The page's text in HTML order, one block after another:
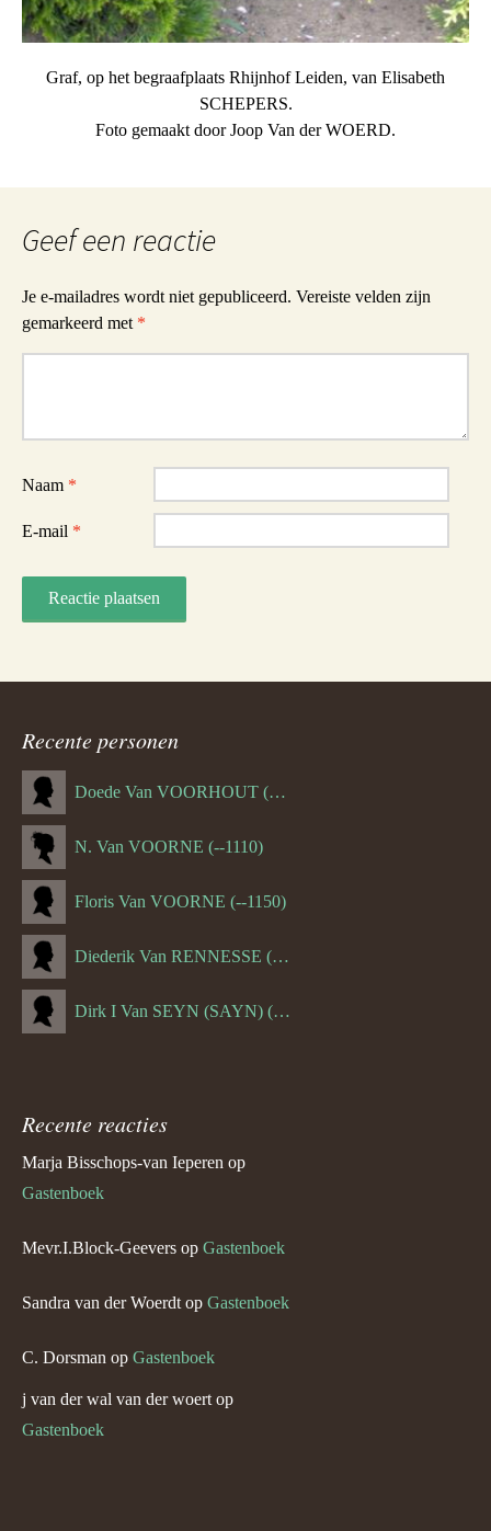
Graf, op het begraafplaats Rhijnhof Leiden, van Elisabeth
SCHEPERS.
Foto gemaakt door Joop Van der WOERD.
Geef een reactie
Je e-mailadres wordt niet gepubliceerd. Vereiste velden zijn
gemarkeerd met *
Naam *
E-mail *
Recente personen
Doede Van VOORHOUT (Van FORNEHOLT) (--1101)
N. Van VOORNE (--1110)
Floris Van VOORNE (--1150)
Diederik Van RENNESSE (--1144)
Dirk I Van SEYN (SAYN) (--1120)
Recente reacties
Marja Bisschops-van Ieperen op
Gastenboek
Mevr.I.Block-Geevers op Gastenboek
Sandra van der Woerdt op Gastenboek
C. Dorsman op Gastenboek
j van der wal van der woert op
Gastenboek